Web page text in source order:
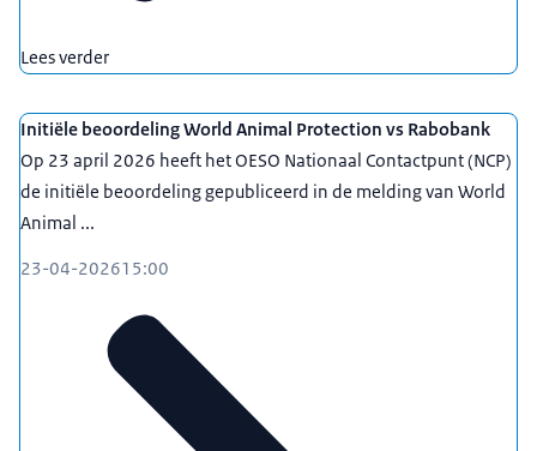
Lees verder
Initiële beoordeling World Animal Protection vs Rabobank
Op 23 april 2026 heeft het OESO Nationaal Contactpunt (NCP)
de initiële beoordeling gepubliceerd in de melding van World
Animal ...
23-04-202615:00